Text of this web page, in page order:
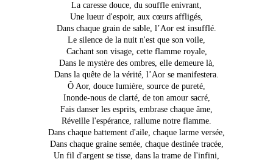
La caresse douce, du souffle enivrant,
Une lueur d'espoir, aux cœurs affligés,
Dans chaque grain de sable, l’Aor est insufflé.
Le silence de la nuit n'est que son voile,
Cachant son visage, cette flamme royale,
Dans le mystère des ombres, elle demeure là,
Dans la quête de la vérité, l’Aor se manifestera.
Ô Aor, douce lumière, source de pureté,
Inonde-nous de clarté, de ton amour sacré,
Fais danser les esprits, embrase chaque âme,
Réveille l'espérance, rallume notre flamme.
Dans chaque battement d'aile, chaque larme versée,
Dans chaque graine semée, chaque destinée tracée,
Un fil d'argent se tisse, dans la trame de l'infini,